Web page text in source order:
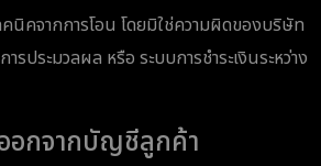
คนิคจากการโอน โดยมิใช่ความผิดของบริษัท
รประมวลผล หรือ ระบบการชำระเงินระหว่าง
อกจากบัญชีลูกค้า